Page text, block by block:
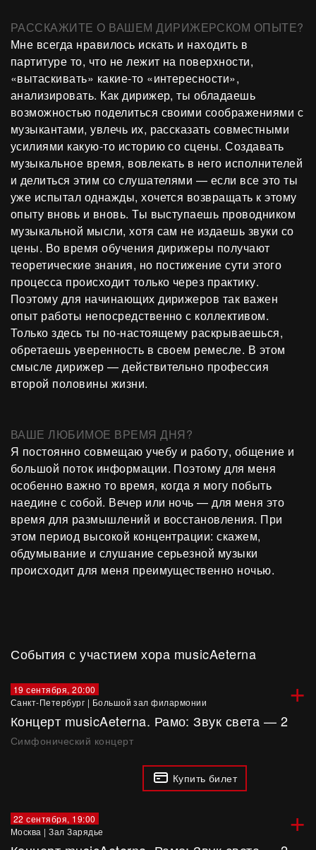
РАССКАЖИТЕ О ВАШЕМ ДИРИЖЕРСКОМ ОПЫТЕ?
Мне всегда нравилось искать и находить в
партитуре то, что не лежит на поверхности,
«вытаскивать» какие-то «интересности»,
анализировать. Как дирижер, ты обладаешь
возможностью поделиться своими соображениями с
музыкантами, увлечь их, рассказать совместными
усилиями какую-то историю со сцены. Создавать
музыкальное время, вовлекать в него исполнителей
и делиться этим со слушателями — если все это ты
уже испытал однажды, хочется возвращать к этому
опыту вновь и вновь. Ты выступаешь проводником
музыкальной мысли, хотя сам не издаешь звуки со
цены. Во время обучения дирижеры получают
теоретические знания, но постижение сути этого
процесса происходит только через практику.
Поэтому для начинающих дирижеров так важен
опыт работы непосредственно с коллективом.
Только здесь ты по-настоящему раскрываешься,
обретаешь уверенность в своем ремесле. В этом
смысле дирижер — действительно профессия
второй половины жизни.
ВАШЕ ЛЮБИМОЕ ВРЕМЯ ДНЯ?
Я постоянно совмещаю учебу и работу, общение и
большой поток информации. Поэтому для меня
особенно важно то время, когда я могу побыть
наедине с собой. Вечер или ночь — для меня это
время для размышлений и восстановления. При
этом период высокой концентрации: скажем,
обдумывание и слушание серьезной музыки
происходит для меня преимущественно ночью.
События с участием хора musicAeterna
+
19 сентября, 20:00
Санкт-Петербург | Большой зал филармонии
Концерт musicAeterna. Рамо: Звук света — 2
Симфонический концерт
Купить билет
+
22 сентября, 19:00
Москва |Зал Зарядье